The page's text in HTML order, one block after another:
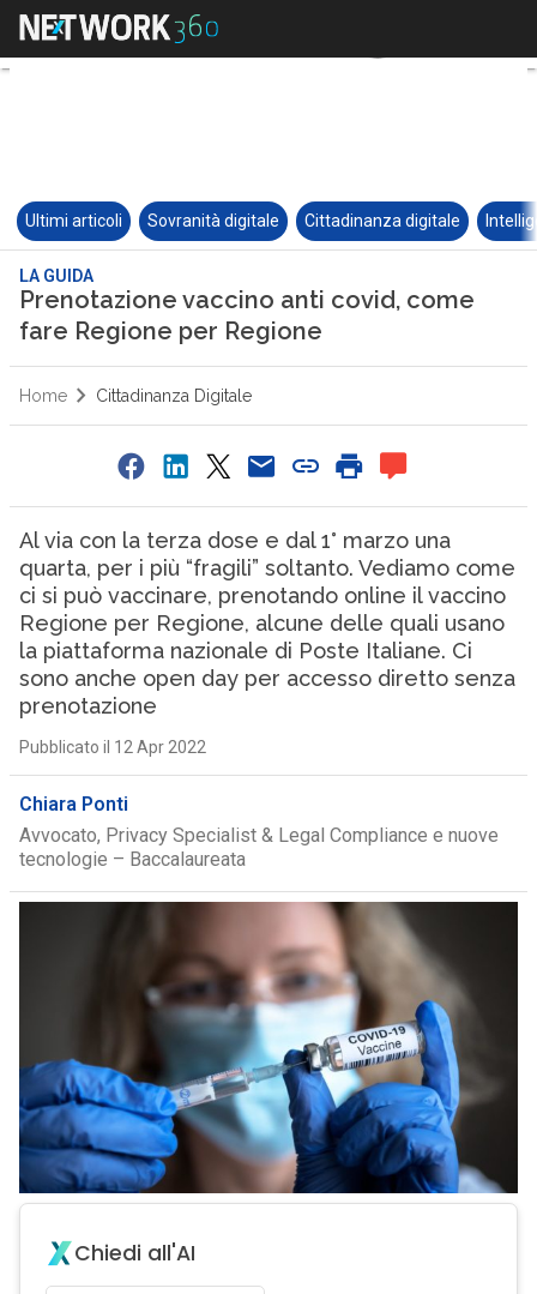
Ultimi articoli Sovranità digitale Cittadinanza digitale
LA GUIDA
Prenotazione vaccino anti covid, come
fare Regione per Regione
Home Cittadinanza Digitale
Al via con la terza dose e dal 1° marzo una
quarta, per i più “fragili” soltanto. Vediamo come
ci si può vaccinare, prenotando online il vaccino
Regione per Regione, alcune delle quali usano
la piattaforma nazionale di Poste Italiane. Ci
sono anche open day per accesso diretto senza
prenotazione
Pubblicato il 12 Apr 2022
Chiara Ponti
Avvocato, Privacy Specialist & Legal Compliance e nuove
tecnologie – Baccalaureata
Chiedi all'AI